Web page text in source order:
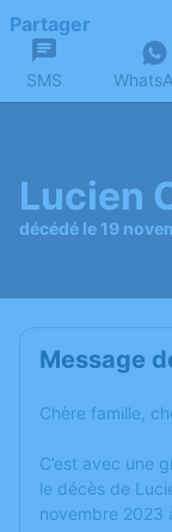
Partager
SMS
Lucien
décédé le 19
Message
Chère famille,
C’est avec une
le décès de
novembre 2023